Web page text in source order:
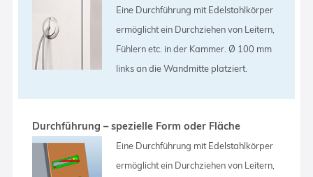
Eine Durchführung mit Edelstahlkörper
ermöglicht ein Durchziehen von Leitern,
Fühlern etc. in der Kammer. Ø 100 mm
links an die Wandmitte platziert.
Durchführung – spezielle Form oder Fläche
Eine Durchführung mit Edelstahlkörper
ermöglicht ein Durchziehen von Leitern,